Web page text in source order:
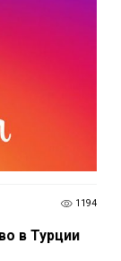
1194
в Турции